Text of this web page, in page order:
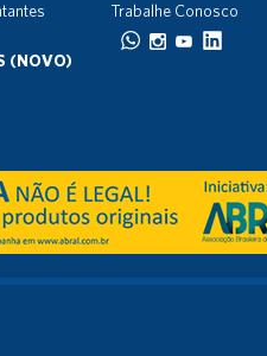
Trabalhe Conosco
(NOVO)